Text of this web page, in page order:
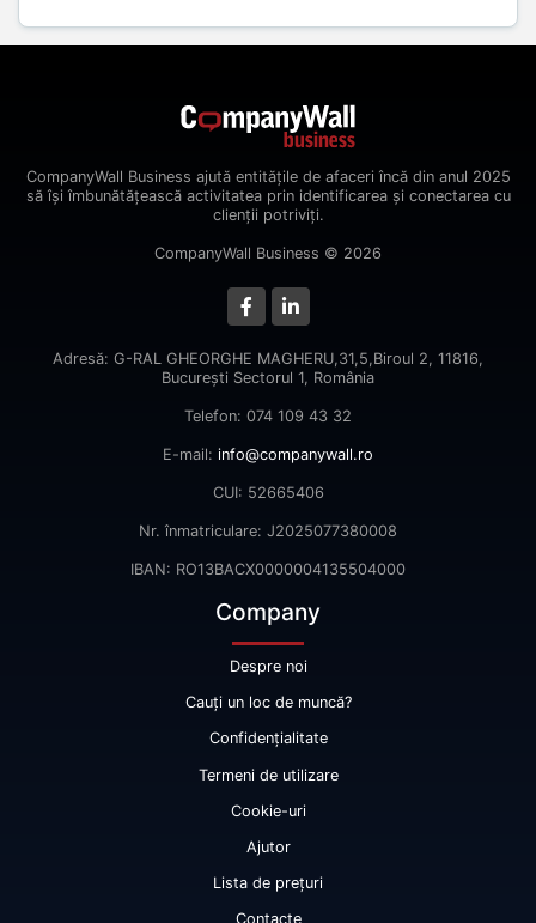
CompanyWall Business ajută entitățile de afaceri încă din anul 2025
să își îmbunătățească activitatea prin identificarea și conectarea cu
clienții potriviți.
CompanyWall Business © 2026
Adresă: G-RAL GHEORGHE MAGHERU,31,5,Biroul 2, 11816,
Bucureşti Sectorul 1, România
Telefon: 074 109 43 32
E-mail: info@companywall.ro
CUI: 52665406
Nr. înmatriculare: J2025077380008
IBAN: RO13BACX0000004135504000
Company
Despre noi
Cauți un loc de muncă?
Confidențialitate
Termeni de utilizare
Cookie-uri
Ajutor
Lista de prețuri
Contacte